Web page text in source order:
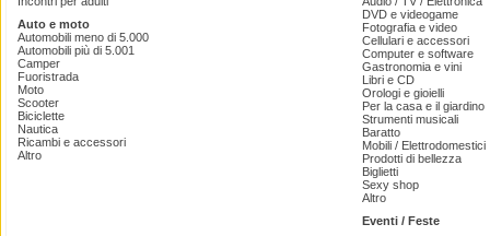
Auto e moto
Automobili meno di 5.000
Automobili più di 5.001
Camper
Fuoristrada
Moto
Scooter
Biciclette
Nautica
Ricambi e accessori
Altro
DVD e videogame
Fotografia e video
Cellulari e accessori
Computer e software
Gastronomia e vini
Libri e CD
Orologi e gioielli
Per la casa e il giardino
Strumenti musicali
Baratto
Mobili / Elettrodomestici
Prodotti di bellezza
Biglietti
Sexy shop
Altro
Eventi / Feste